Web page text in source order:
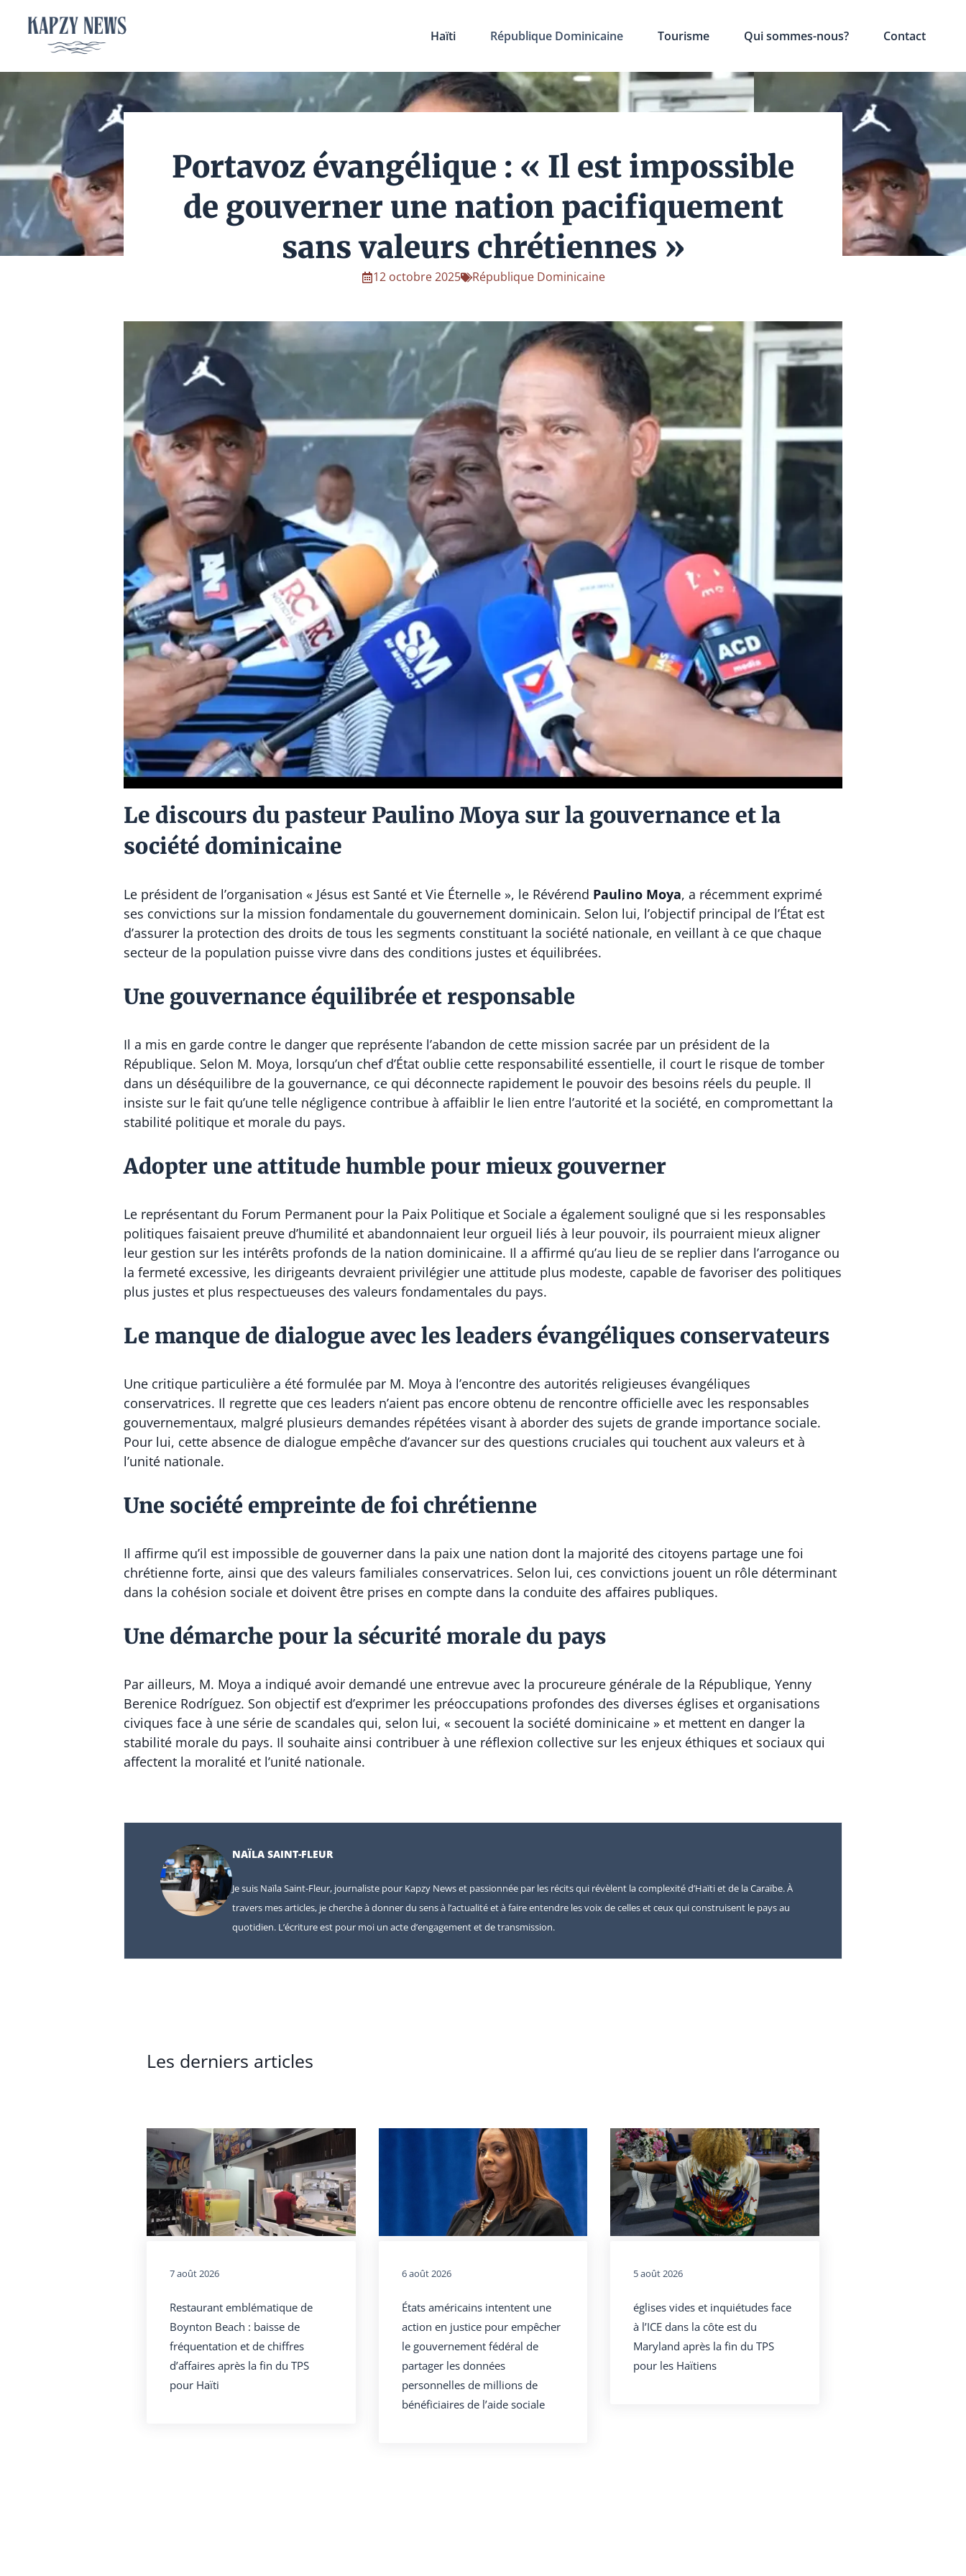
contenu
Haïti République Dominicaine Tourisme Qui sommes-nous? Contact
Portavoz évangélique : « Il est impossible
de gouverner une nation pacifiquement
sans valeurs chrétiennes »
12 octobre 2025 République Dominicaine
Le discours du pasteur Paulino Moya sur la gouvernance et la
société dominicaine
Le président de l’organisation « Jésus est Santé et Vie Éternelle », le Révérend Paulino Moya, a récemment exprimé
ses convictions sur la mission fondamentale du gouvernement dominicain. Selon lui, l’objectif principal de l’État est
d’assurer la protection des droits de tous les segments constituant la société nationale, en veillant à ce que chaque
secteur de la population puisse vivre dans des conditions justes et équilibrées.
Une gouvernance équilibrée et responsable
Il a mis en garde contre le danger que représente l’abandon de cette mission sacrée par un président de la
République. Selon M. Moya, lorsqu’un chef d’État oublie cette responsabilité essentielle, il court le risque de tomber
dans un déséquilibre de la gouvernance, ce qui déconnecte rapidement le pouvoir des besoins réels du peuple. Il
insiste sur le fait qu’une telle négligence contribue à affaiblir le lien entre l’autorité et la société, en compromettant la
stabilité politique et morale du pays.
Adopter une attitude humble pour mieux gouverner
Le représentant du Forum Permanent pour la Paix Politique et Sociale a également souligné que si les responsables
politiques faisaient preuve d’humilité et abandonnaient leur orgueil liés à leur pouvoir, ils pourraient mieux aligner
leur gestion sur les intérêts profonds de la nation dominicaine. Il a affirmé qu’au lieu de se replier dans l’arrogance ou
la fermeté excessive, les dirigeants devraient privilégier une attitude plus modeste, capable de favoriser des politiques
plus justes et plus respectueuses des valeurs fondamentales du pays.
Le manque de dialogue avec les leaders évangéliques conservateurs
Une critique particulière a été formulée par M. Moya à l’encontre des autorités religieuses évangéliques
conservatrices. Il regrette que ces leaders n’aient pas encore obtenu de rencontre officielle avec les responsables
gouvernementaux, malgré plusieurs demandes répétées visant à aborder des sujets de grande importance sociale.
Pour lui, cette absence de dialogue empêche d’avancer sur des questions cruciales qui touchent aux valeurs et à
l’unité nationale.
Une société empreinte de foi chrétienne
Il affirme qu’il est impossible de gouverner dans la paix une nation dont la majorité des citoyens partage une foi
chrétienne forte, ainsi que des valeurs familiales conservatrices. Selon lui, ces convictions jouent un rôle déterminant
dans la cohésion sociale et doivent être prises en compte dans la conduite des affaires publiques.
Une démarche pour la sécurité morale du pays
Par ailleurs, M. Moya a indiqué avoir demandé une entrevue avec la procureure générale de la République, Yenny
Berenice Rodríguez. Son objectif est d’exprimer les préoccupations profondes des diverses églises et organisations
civiques face à une série de scandales qui, selon lui, « secouent la société dominicaine » et mettent en danger la
stabilité morale du pays. Il souhaite ainsi contribuer à une réflexion collective sur les enjeux éthiques et sociaux qui
affectent la moralité et l’unité nationale.
NAÏLA SAINT-FLEUR
Je suis Naïla Saint-Fleur, journaliste pour Kapzy News et passionnée par les récits qui révèlent la complexité d’Haïti et de la Caraïbe. À
travers mes articles, je cherche à donner du sens à l’actualité et à faire entendre les voix de celles et ceux qui construisent le pays au
quotidien. L’écriture est pour moi un acte d’engagement et de transmission.
Les derniers articles
7 août 2026
Restaurant emblématique de
Boynton Beach : baisse de
fréquentation et de chiffres
d’affaires après la fin du TPS
pour Haïti
6 août 2026
États américains intentent une
action en justice pour empêcher
le gouvernement fédéral de
partager les données
personnelles de millions de
bénéficiaires de l’aide sociale
5 août 2026
églises vides et inquiétudes face
à l’ICE dans la côte est du
Maryland après la fin du TPS
pour les Haïtiens